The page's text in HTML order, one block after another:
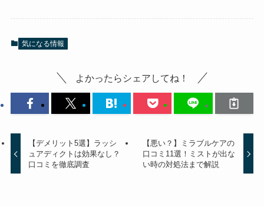
気になる情報
よかったらシェアしてね！
【デメリット5選】ラッシ
ュアディクトは効果なし？
口コミを徹底調査
【悪い？】ミラブルケアの
口コミ11選！ミストが出な
い時の対処法まで解説